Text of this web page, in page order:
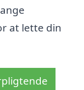
at lette din